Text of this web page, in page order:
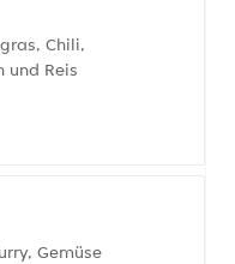
Chili,
und Reis
Gemüse